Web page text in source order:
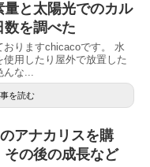
と太陽光でのカル
数を調べた
おりますchicacoです。 水
用したり屋外で放置した
んな...
を読む
アナカリスを購
その後の成長など